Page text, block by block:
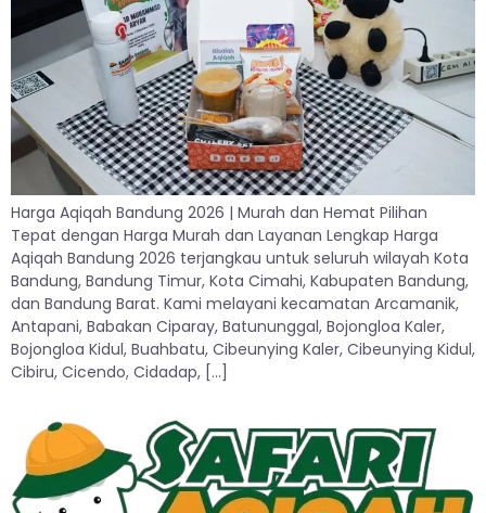
Harga Aqiqah Bandung 2026 | Murah dan Hemat Pilihan
Tepat dengan Harga Murah dan Layanan Lengkap Harga
Aqiqah Bandung 2026 terjangkau untuk seluruh wilayah Kota
Bandung, Bandung Timur, Kota Cimahi, Kabupaten Bandung,
dan Bandung Barat. Kami melayani kecamatan Arcamanik,
Antapani, Babakan Ciparay, Batununggal, Bojongloa Kaler,
Bojongloa Kidul, Buahbatu, Cibeunying Kaler, Cibeunying Kidul,
Cibiru, Cicendo, Cidadap, […]